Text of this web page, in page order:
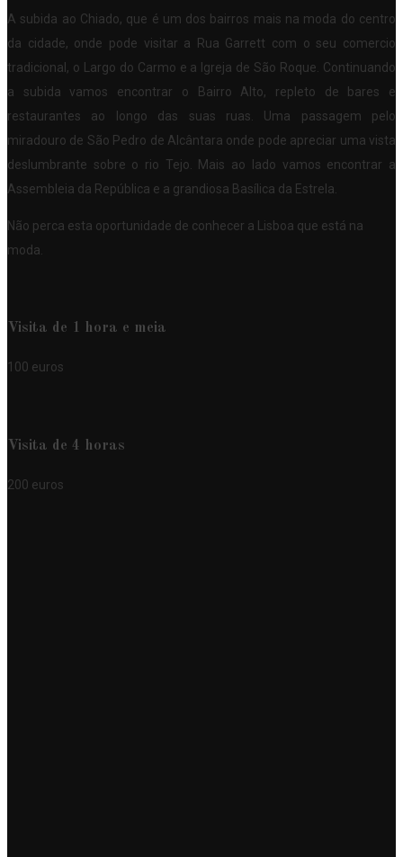
A subida ao Chiado, que é um dos bairros mais na moda do centro
da cidade, onde pode visitar a Rua Garrett com o seu comercio
tradicional, o Largo do Carmo e a Igreja de São Roque. Continuando
a subida vamos encontrar o Bairro Alto, repleto de bares e
restaurantes ao longo das suas ruas. Uma passagem pelo
miradouro de São Pedro de Alcântara onde pode apreciar uma vista
deslumbrante sobre o rio Tejo. Mais ao lado vamos encontrar a
Assembleia da República e a grandiosa Basílica da Estrela.
Não perca esta oportunidade de conhecer a Lisboa que está na
moda.
Visita de 1 hora e meia
100 euros
Visita de 4 horas
200 euros